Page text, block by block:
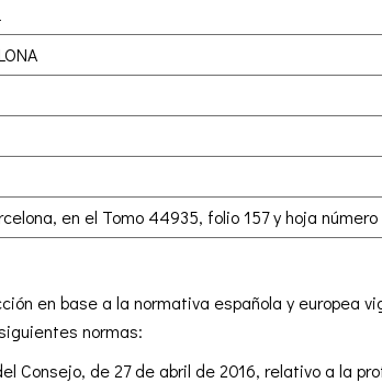
en el Tomo 44935, folio 157 y hoja número
en base a la normativa española y europea
normas:
Consejo, de 27 de abril de 2016, relativo a la